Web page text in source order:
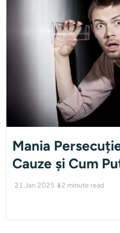
Mania
Cauze și Cum
21 Jan 2025 12 minute read